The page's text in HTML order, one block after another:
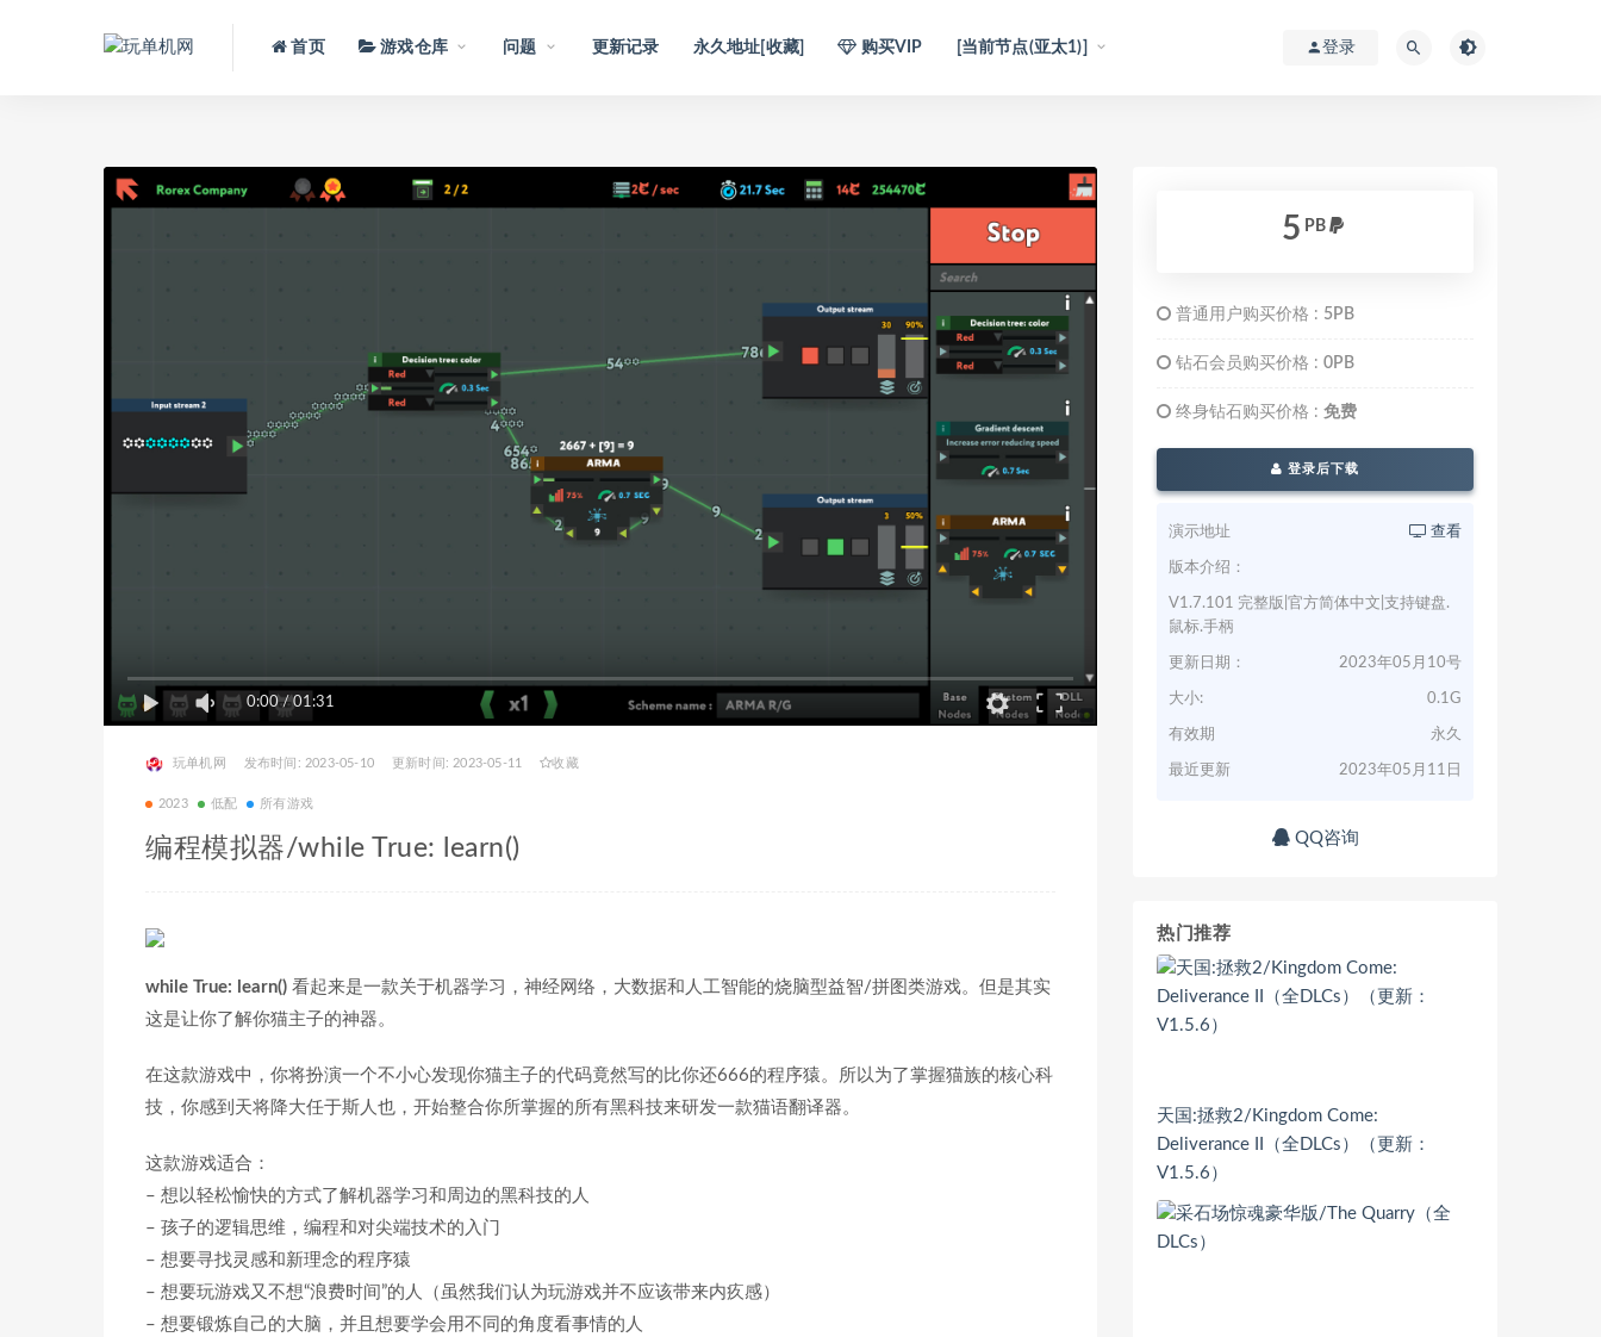
首页 游戏仓库 问题 更新记录 永久地址[收藏] 购买VIP [当前节点(亚太1)] 登录
0:00/01:31
玩单机网 发布时间: 2023-05-10 更新时间: 2023-05-11 收藏
2023 低配 所有游戏
编程模拟器/while True: learn()
while True: learn() 看起来是一款关于机器学习，神经网络，大数据和人工智能的烧脑型益智/拼图类游戏。但是其实
这是让你了解你猫主子的神器。
在这款游戏中，你将扮演一个不小心发现你猫主子的代码竟然写的比你还666的程序猿。所以为了掌握猫族的核心科
技，你感到天将降大任于斯人也，开始整合你所掌握的所有黑科技来研发一款猫语翻译器。
这款游戏适合：
– 想以轻松愉快的方式了解机器学习和周边的黑科技的人
– 孩子的逻辑思维，编程和对尖端技术的入门
– 想要寻找灵感和新理念的程序猿
– 想要玩游戏又不想“浪费时间”的人（虽然我们认为玩游戏并不应该带来内疚感）
– 想要锻炼自己的大脑，并且想要学会用不同的角度看事情的人
5 PB
普通用户购买价格 : 5PB
钻石会员购买价格 : 0PB
终身钻石购买价格 : 免费
登录后下载
演示地址 查看
版本介绍：
V1.7.101 完整版|官方简体中文|支持键盘.
鼠标.手柄
更新日期： 2023年05月10号
大小: 0.1G
有效期 永久
最近更新 2023年05月11日
QQ咨询
热门推荐
天国:拯救2/Kingdom Come:
Deliverance II（全DLCs）（更新：
V1.5.6）